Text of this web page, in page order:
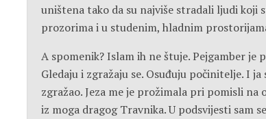
uništena tako da su najviše stradali ljudi koji
prozorima i u studenim, hladnim
A spomenik? Islam ih ne štuje. Pejgamber
Gledaju i zgražaju se. Osuđuju počinitelje. I
zgražao. Jeza me je prožimala pri pomisli na
iz moga dragog Travnika. U podsvijesti sam